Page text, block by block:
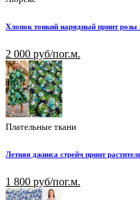
Хлопок тонкий нарядный принт
2 000 руб/пог.м.
Плательные ткани
Летняя джинса стрейч принт
1 800 руб/пог.м.